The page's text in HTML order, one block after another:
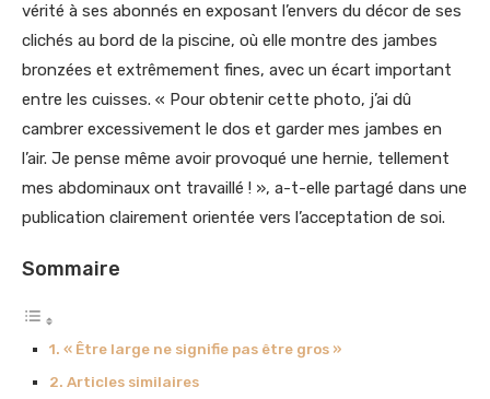
vérité à ses abonnés en exposant l’envers du décor de ses
clichés au bord de la piscine, où elle montre des jambes
bronzées et extrêmement fines, avec un écart important
entre les cuisses. « Pour obtenir cette photo, j’ai dû
cambrer excessivement le dos et garder mes jambes en
l’air. Je pense même avoir provoqué une hernie, tellement
mes abdominaux ont travaillé ! », a-t-elle partagé dans une
publication clairement orientée vers l’acceptation de soi.
Sommaire
« Être large ne signifie pas être gros »
Articles similaires